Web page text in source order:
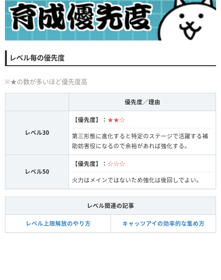
レベル毎の優先度
※★の数が多いほど優先度高
優先度／理由
レベル30
【優先度】： ★★☆
第三形態に進化すると特定のステージで活躍する補
助妨害役になるので余裕があれば強化する。
レベル50
【優先度】： ☆☆☆
火力はメインではないため強化は後回しでよい。
レベル関連の記事
レベル上限解放のやり方 キャッツアイの効率的な集め方